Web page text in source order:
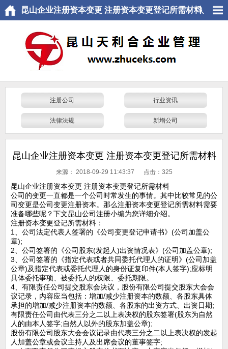
昆山企业注册资本变更 注册资本变更登记所需材料
注册公司 行业资讯
法律法规 新增公司
昆山企业注册资本变更 注册资本变更登记所需材料
来源： 2018-09-29 11:43:37 点击： 325
昆山企业注册资本变更 注册资本变更登记所需材料
公司的变更一直都是一个公司时常发生的事情。其中比较常见的公
司变更是公司变更注册资本。那么注册资本变更登记所需材料需要
准备哪些呢？下文昆山公司注册小编为您详细介绍。
注册资本变更登记所需材料：
1、公司法定代表人签署的《公司变更登记申请书》(公司加盖公
章);
2、公司签署的《公司股东(发起人)出资情况表》(公司加盖公章);
3、公司签署的《指定代表或者共同委托代理人的证明》(公司加盖
公章)及指定代表或委托代理人的身份证复印件(本人签字);应标明
具体委托事项、被委托人的权限、委托期限。
4、有限责任公司提交股东会决议，股份有限公司提交股东大会会
议记录，内容应当包括：增加/减少注册资本的数额、各股东具体
承担的增加/减少注册资本的数额、各股东的出资方式、出资日期;
有限责任公司由代表三分之二以上表决权的股东签署(股东为自然
人的由本人签字;自然人以外的股东加盖公章);
股份有限公司股东大会会议记录由代表三分之二以上表决权的发起
人加盖公章或会议主持人及出席会议的董事签字;